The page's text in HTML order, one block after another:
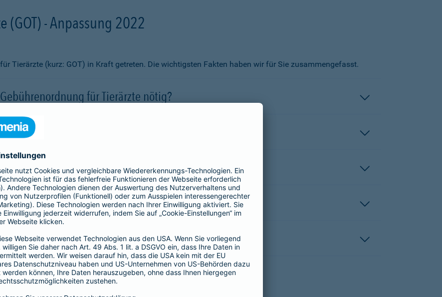
- Anpassung 2022
Tierärzte (kurz: GOT) in Kraft getreten. Die wichtigsten Fakten haben wir für Sie zusammengefasst.
für Tierärzte nötig?
erheblich angepasst?
Kosten schützen?
werden?
aus?